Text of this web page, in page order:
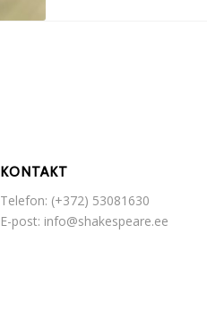
KONTAKT
Telefon: (+372) 53081630
E-post: info@shakespeare.ee